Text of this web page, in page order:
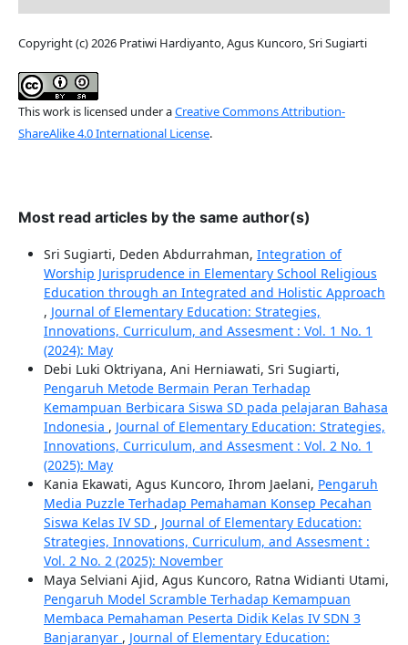
Copyright (c) 2026 Pratiwi Hardiyanto, Agus Kuncoro, Sri Sugiarti
This work is licensed under aCreative Commons Attribution-
ShareAlike 4.0 International License.
Most read articles by the same author(s)
Sri Sugiarti, Deden Abdurrahman, Integration of
Worship Jurisprudence in Elementary School Religious
Education through an Integrated and Holistic Approach
, Journal of Elementary Education: Strategies,
Innovations, Curriculum, and Assesment : Vol. 1 No. 1
(2024): May
Debi Luki Oktriyana, Ani Herniawati, Sri Sugiarti,
Pengaruh Metode Bermain Peran Terhadap
Kemampuan Berbicara Siswa SD pada pelajaran Bahasa
Indonesia , Journal of Elementary Education: Strategies,
Innovations, Curriculum, and Assesment : Vol. 2 No. 1
(2025): May
Kania Ekawati, Agus Kuncoro, Ihrom Jaelani, Pengaruh
Media Puzzle Terhadap Pemahaman Konsep Pecahan
Siswa Kelas IV SD , Journal of Elementary Education:
Strategies, Innovations, Curriculum, and Assesment :
Vol. 2 No. 2 (2025): November
Maya Selviani Ajid, Agus Kuncoro, Ratna Widianti Utami,
Pengaruh Model Scramble Terhadap Kemampuan
Membaca Pemahaman Peserta Didik Kelas IV SDN 3
Banjaranyar , Journal of Elementary Education: